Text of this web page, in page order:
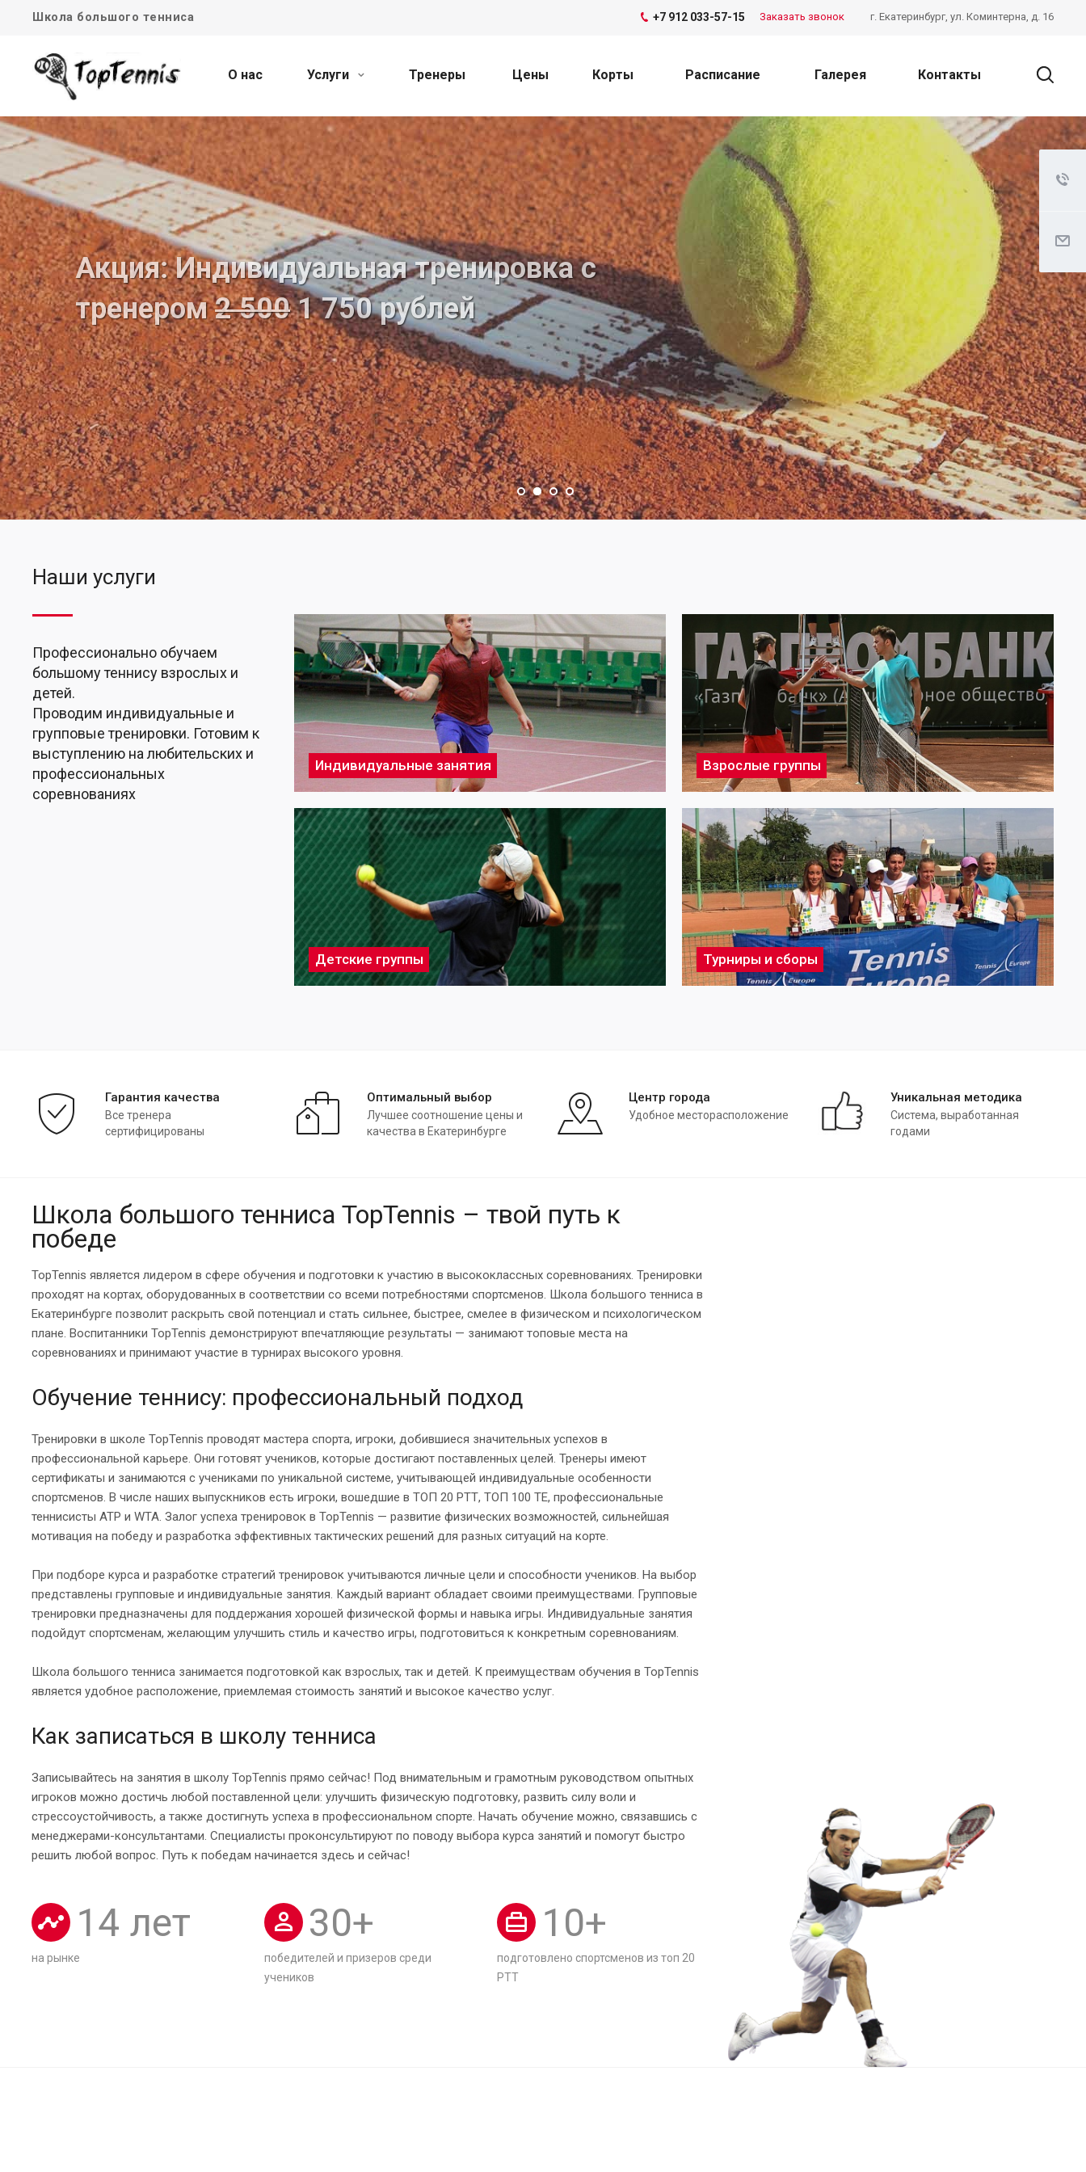
Школа большого тенниса г. Екатеринбург, ул. Коминтерна, д. 16
+7 912 033-57-15 Заказать звонок
О нас Услуги Тренеры Цены Корты Расписание Галерея Контакты
Акция: Индивидуальная тренировка с
тренером2 5001 750 рублей
Наши услуги
Профессионально обучаем
большому теннису взрослых и
детей.
Проводим индивидуальные и
групповые тренировки. Готовим к
выступлению на любительских и
профессиональных
соревнованиях
Индивидуальные занятия Взрослые группы
Детские группы Турниры и сборы
Гарантия качества
Все тренера
сертифицированы
Оптимальный выбор
Лучшее соотношение цены и
качества в Екатеринбурге
Центр города
Удобное месторасположение
Уникальная методика
Система, выработанная
годами
Школа большого тенниса TopTennis – твой путь к
победе
TopTennis является лидером в сфере обучения и подготовки к участию в высококлассных соревнованиях. Тренировки
проходят на кортах, оборудованных в соответствии со всеми потребностями спортсменов. Школа большого тенниса в
Екатеринбурге позволит раскрыть свой потенциал и стать сильнее, быстрее, смелее в физическом и психологическом
плане. Воспитанники TopTennis демонстрируют впечатляющие результаты — занимают топовые места на
соревнованиях и принимают участие в турнирах высокого уровня.
Обучение теннису: профессиональный подход
Тренировки в школе TopTennis проводят мастера спорта, игроки, добившиеся значительных успехов в
профессиональной карьере. Они готовят учеников, которые достигают поставленных целей. Тренеры имеют
сертификаты и занимаются с учениками по уникальной системе, учитывающей индивидуальные особенности
спортсменов. В числе наших выпускников есть игроки, вошедшие в ТОП 20 РТТ, ТОП 100 ТЕ, профессиональные
теннисисты ATP и WTA. Залог успеха тренировок в TopTennis — развитие физических возможностей, сильнейшая
мотивация на победу и разработка эффективных тактических решений для разных ситуаций на корте.
При подборе курса и разработке стратегий тренировок учитываются личные цели и способности учеников. На выбор
представлены групповые и индивидуальные занятия. Каждый вариант обладает своими преимуществами. Групповые
тренировки предназначены для поддержания хорошей физической формы и навыка игры. Индивидуальные занятия
подойдут спортсменам, желающим улучшить стиль и качество игры, подготовиться к конкретным соревнованиям.
Школа большого тенниса занимается подготовкой как взрослых, так и детей. К преимуществам обучения в TopTennis
является удобное расположение, приемлемая стоимость занятий и высокое качество услуг.
Как записаться в школу тенниса
Записывайтесь на занятия в школу TopTennis прямо сейчас! Под внимательным и грамотным руководством опытных
игроков можно достичь любой поставленной цели: улучшить физическую подготовку, развить силу воли и
стрессоустойчивость, а также достигнуть успеха в профессиональном спорте. Начать обучение можно, связавшись с
менеджерами-консультантами. Специалисты проконсультируют по поводу выбора курса занятий и помогут быстро
решить любой вопрос. Путь к победам начинается здесь и сейчас!
14 лет
на рынке
30+
победителей и призеров среди
учеников
10+
подготовлено спортсменов из топ 20
РТТ